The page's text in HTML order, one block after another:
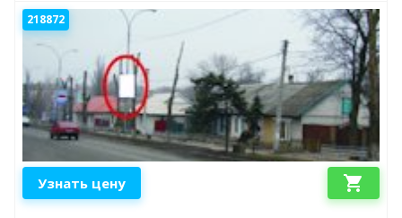
218872
Узнать цену shopping_cart